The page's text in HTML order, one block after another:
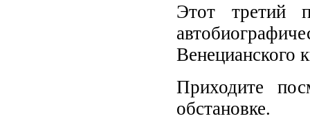
Этот третий
Венецианского
Приходите
обстановке.